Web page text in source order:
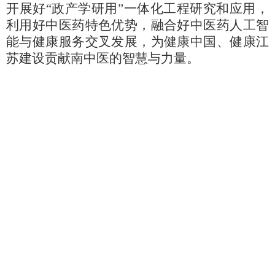
开展好“政产学研用”一体化工程研究和应用，
利用好中医药特色优势，融合好中医药人工智
能与健康服务交叉发展，为健康中国、健康江
苏建设贡献南中医的智慧与力量。